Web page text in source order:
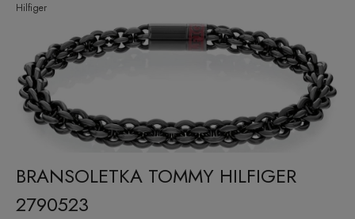
Hilfiger
BRANSOLETKA TOMMY HILFIGER
2790523